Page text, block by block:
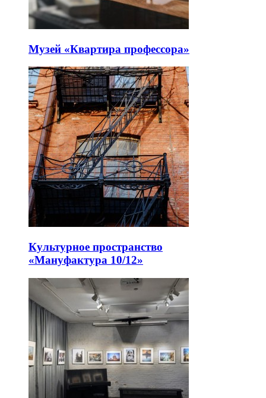
Музей «Квартира профессора»
Культурное пространство
«Мануфактура 10/12»